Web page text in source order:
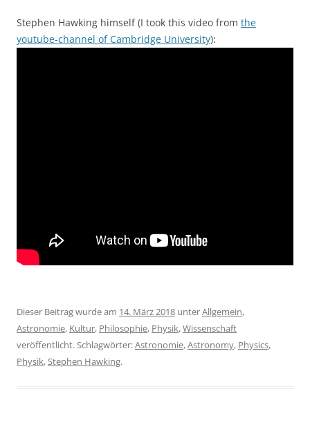
Stephen Hawking himself (I took this video from the
youtube-channel of Cambridge University):
Dieser Beitrag wurde am 14. März 2018 unterAllgemein,
Astronomie, Kultur, Philosophie, Physik,Wissenschaft
veröffentlicht. Schlagwörter:Astronomie,Astronomy, Physics,
Physik,Stephen Hawking.